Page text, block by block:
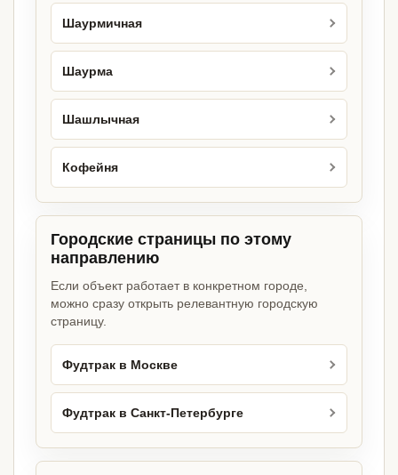
Шаурмичная
Шаурма
Шашлычная
Кофейня
Городские страницы по этому
направлению
Если объект работает в конкретном городе,
можно сразу открыть релевантную городскую
страницу.
Фудтрак в Москве
Фудтрак в Санкт-Петербурге